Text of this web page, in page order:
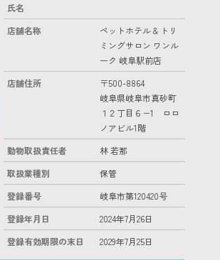
氏名
店舗名称
ペットホテル & トリ
ミングサロン ワンル
ーク 岐阜駅前店
店舗住所
〒500-8864
岐阜県岐阜市真砂町
１２丁目６−1 ロロ
ノアビル1階
動物取扱責任者
林 若那
取扱業種別
保管
登録番号
岐阜市第120420号
登録年月日
2024年7月26日
登録有効期限の末日
2029年7月25日